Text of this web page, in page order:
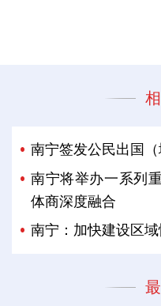
南宁签发公民出国
南宁将举办一系列
体商深度融合
南宁：加快建设区